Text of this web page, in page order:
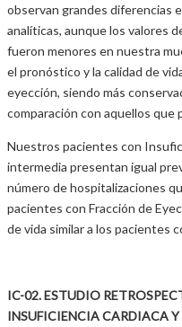
observan grandes diferencias
analíticas, aunque los valores
fueron menores en nuestra
el pronóstico y la calidad de
eyección, siendo más
comparación con aquellos
Nuestros pacientes con
intermedia presentan igual
número de hospitalizaciones
pacientes con Fracción de
de vida similar a los pacientes
IC-02. ESTUDIO
INSUFICIENCIA CARDIACA